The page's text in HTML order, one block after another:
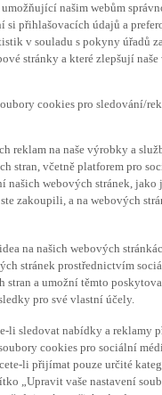
našim webům
přihlašovacích údajů a
v souladu s pokyny úřadů
stránky a které zlepšují
cookies pro sledování/
reklam na naše výrobky a
stran, včetně platforem pro
našich webových stránek,
zakoupili, a na webových
na našich webových
stránek prostřednictvím
stran a umožní těmto
pro své vlastní účely.
li sledovat nabídky a reklamy
cookies pro sociální
li přijímat pouze určité
„Upravit vaše nastavení